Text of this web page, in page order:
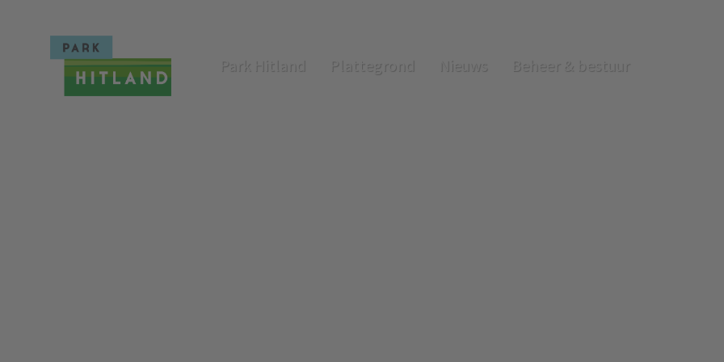
Park Hitland Plattegrond Nieuws Beheer & bestuur